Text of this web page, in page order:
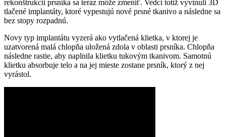
rekonštrukcii prsníka sa teraz môže zmeniť. Vedci totiž vyvinuli 3D
tlačené implantáty, ktoré vypestujú nové prsné tkanivo a následne sa
bez stopy rozpadnú.
Novy typ implantátu vyzerá ako vytlačená klietka, v ktorej je
uzatvorená malá chlopňa uložená zdola v oblasti prsníka. Chlopňa
následne rastie, aby naplnila klietku tukovým tkanivom. Samotnú
klietku absorbuje telo a na jej mieste zostane prsník, ktorý z nej
vyrástol.